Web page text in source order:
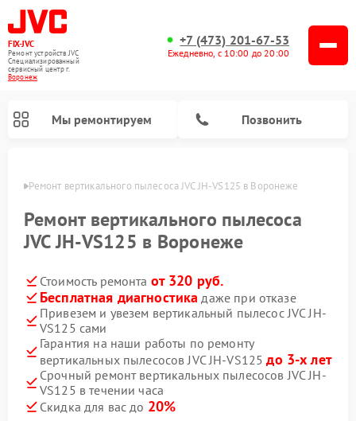
FIX-JVC
Ремонт устройств JVC
Специализированный
cервисный центр г.
Воронеж
+7 (473) 201-67-53
Ежедневно, с 10:00 до 20:00
Мы ремонтируем Позвонить
Ремонт вертикального пылесоса JVC JH-VS125 в Воронеже
Ремонт вертикального пылесоса
JVC JH-VS125 в Воронеже
Стоимость ремонта от 320 руб.
Бесплатная диагностика даже при отказе
Привезем и увезем вертикальный пылесос JVC JH-
VS125 сами
Гарантия на наши работы по ремонту
вертикальных пылесосов JVC JH-VS125до 3-х лет
Срочный ремонт вертикальных пылесосов JVC JH-
VS125 в течении часа
Скидка для вас до 20%